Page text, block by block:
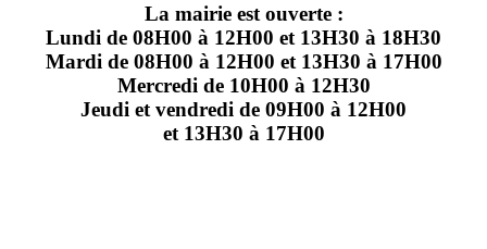
La mairie est ouverte :
Lundi de 08H00 à 12H00 et 13H30 à 18H30
Mardi de 08H00 à 12H00 et 13H30 à 17H00
Mercredi de 10H00 à 12H30
Jeudi et vendredi de 09H00 à 12H00
et 13H30 à 17H00